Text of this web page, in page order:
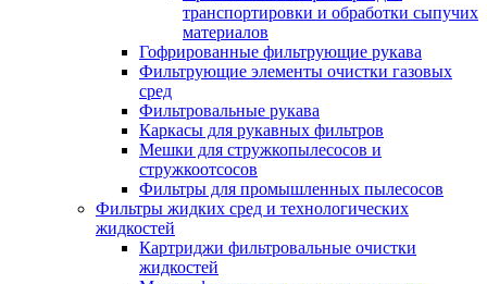
транспортировки и обработки сыпучих
материалов
Гофрированные фильтрующие рукава
Фильтрующие элементы очистки газовых
сред
Фильтровальные рукава
Каркасы для рукавных фильтров
Мешки для стружкопылесосов и
стружкоотсосов
Фильтры для промышленных пылесосов
Фильтры жидких сред и технологических
жидкостей
Картриджи фильтровальные очистки
жидкостей